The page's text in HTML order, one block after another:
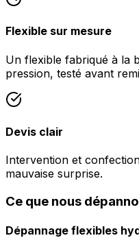
Flexible sur mesure
Un flexible fabriqué à la
pression, testé avant
Devis clair
Intervention et
mauvaise surprise.
Ce que nous
Dépannage flexibles